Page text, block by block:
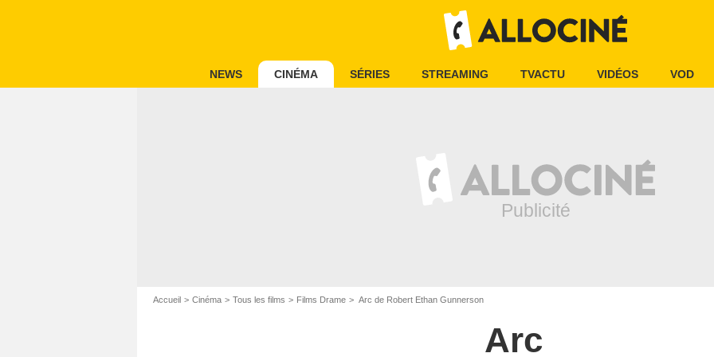
NEWS CINÉMA SÉRIES STREAMING TVACTU VIDÉOS VOD
Accueil Cinéma Tous les films Films Drame Arc de Robert Ethan Gunnerson
Arc